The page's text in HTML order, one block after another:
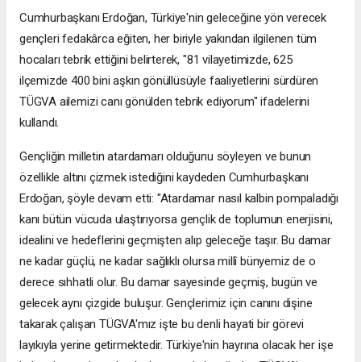
Cumhurbaşkanı Erdoğan, Türkiye'nin geleceğine yön verecek
gençleri fedakârca eğiten, her biriyle yakından ilgilenen tüm
hocaları tebrik ettiğini belirterek, "81 vilayetimizde, 625
ilçemizde 400 bini aşkın gönüllüsüyle faaliyetlerini sürdüren
TÜGVA ailemizi canı gönülden tebrik ediyorum" ifadelerini
kullandı.
Gençliğin milletin atardamarı olduğunu söyleyen ve bunun
özellikle altını çizmek istediğini kaydeden Cumhurbaşkanı
Erdoğan, şöyle devam etti: "Atardamar nasıl kalbin pompaladığı
kanı bütün vücuda ulaştırıyorsa gençlik de toplumun enerjisini,
idealini ve hedeflerini geçmişten alıp geleceğe taşır. Bu damar
ne kadar güçlü, ne kadar sağlıklı olursa millî bünyemiz de o
derece sıhhatli olur. Bu damar sayesinde geçmiş, bugün ve
gelecek aynı çizgide buluşur. Gençlerimiz için canını dişine
takarak çalışan TÜGVA'mız işte bu denli hayati bir görevi
layıkıyla yerine getirmektedir. Türkiye'nin hayrına olacak her işe